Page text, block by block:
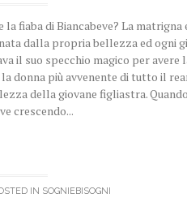
la fiaba di Biancabeve? La matrigna
dalla propria bellezza ed ogni
il suo specchio magico per avere
donna più avvenente di tutto il
della giovane figliastra.
crescendo...
IN SOGNIEBISOGNI